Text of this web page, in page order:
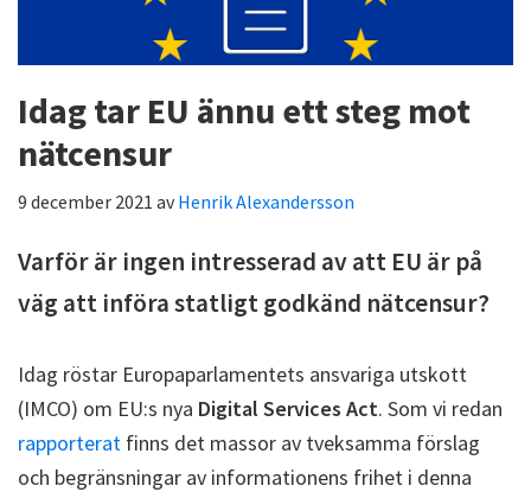
Idag tar EU ännu ett steg mot
nätcensur
9 december 2021 avHenrik Alexandersson
Varför är ingen intresserad av att EU är på
väg att införa statligt godkänd nätcensur?
Idag röstar Europaparlamentets ansvariga utskott
(IMCO) om EU:s nya Digital Services Act. Som vi redan
rapporterat finns det massor av tveksamma förslag
och begränsningar av informationens frihet i denna